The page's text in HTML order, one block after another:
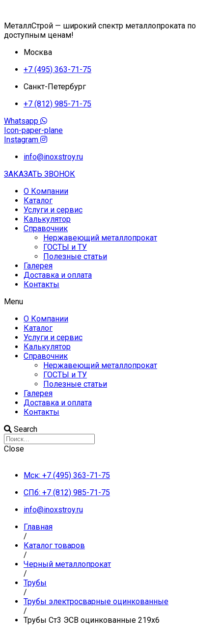
МеталлСтрой — широкий спектр металлопроката по
доступным ценам!
Москва
+7 (495) 363-71-75
Санкт-Петербург
+7 (812) 985-71-75
Whatsapp
Icon-paper-plane
Instagram
info@inoxstroy.ru
ЗАКАЗАТЬ ЗВОНОК
О Компании
Каталог
Услуги и сервис
Калькулятор
Справочник
Нержавеющий металлопрокат
ГОСТЫ и ТУ
Полезные статьи
Галерея
Доставка и оплата
Контакты
Menu
О Компании
Каталог
Услуги и сервис
Калькулятор
Справочник
Нержавеющий металлопрокат
ГОСТЫ и ТУ
Полезные статьи
Галерея
Доставка и оплата
Контакты
Search
Close
Мск: +7 (495) 363-71-75
СПб: +7 (812) 985-71-75
info@inoxstroy.ru
Главная
/
Каталог товаров
/
Черный металлопрокат
/
Трубы
/
Трубы электросварные оцинкованные
/
Трубы Ст3 ЭСВ оцинкованные 219х6